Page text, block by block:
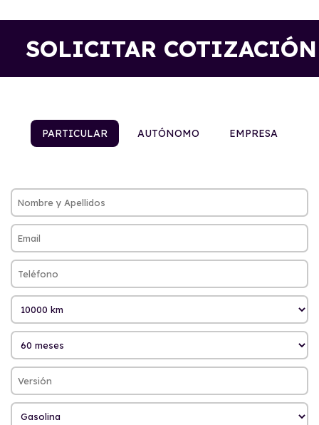
SOLICITAR COTIZACIÓN
PARTICULAR AUTÓNOMO EMPRESA